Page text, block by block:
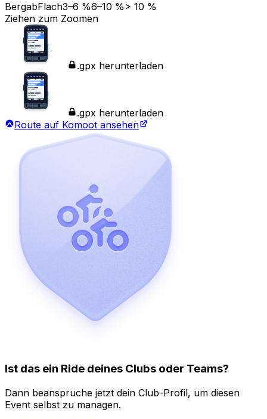
BergabFlach3–6 %6–10 % > 10 %
Ziehen zum Zoomen
.gpx herunterladen
.gpx herunterladen
Route auf Komoot ansehen
Ist das ein Ride deines Clubs oder Teams?
Dann beanspruche jetzt dein Club-Profil, um diesen
Event selbst zu managen.